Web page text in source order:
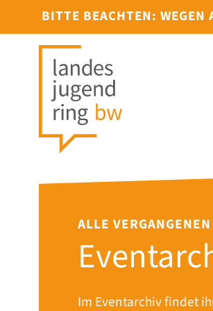
BITTE BEACHTEN:
ALLE
Im Eventarchiv findet